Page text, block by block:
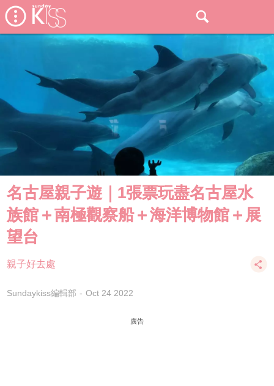
名古屋親子遊｜1張票玩盡名古屋水
族館＋南極觀察船＋海洋博物館＋展
望台
親子好去處
Sundaykiss編輯部 Oct 24 2022
廣告